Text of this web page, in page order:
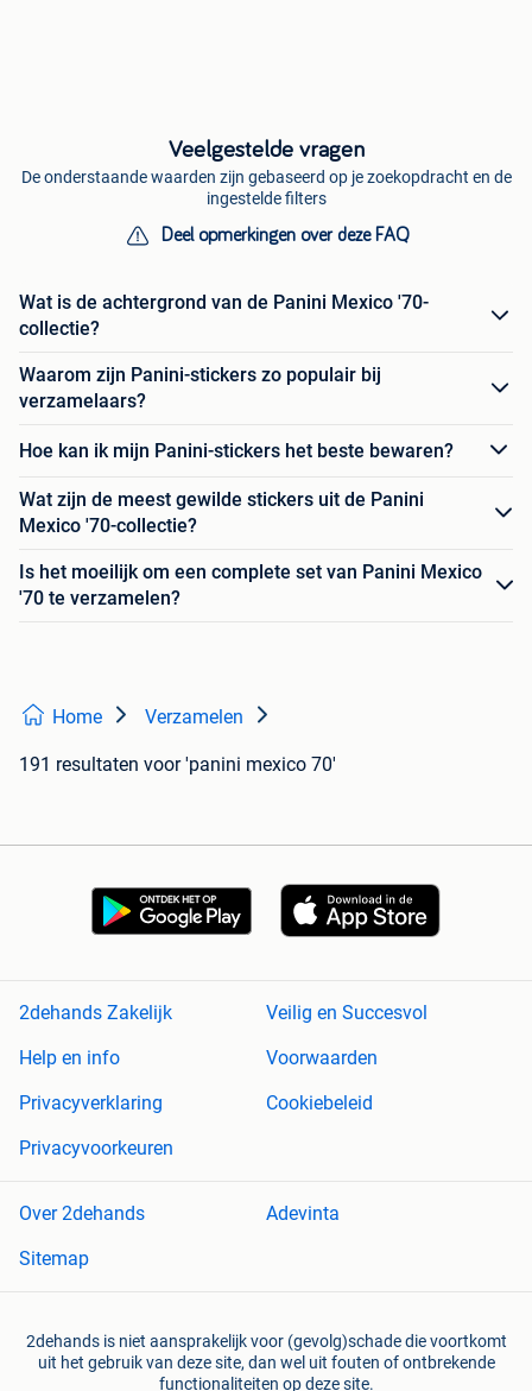
Veelgestelde vragen
De onderstaande waarden zijn gebaseerd op je zoekopdracht en de
ingestelde filters
Deel opmerkingen over deze FAQ
Wat is de achtergrond van de Panini Mexico '70-
collectie?
Waarom zijn Panini-stickers zo populair bij
verzamelaars?
Hoe kan ik mijn Panini-stickers het beste bewaren?
Wat zijn de meest gewilde stickers uit de Panini
Mexico '70-collectie?
Is het moeilijk om een complete set van Panini Mexico
'70 te verzamelen?
Home Verzamelen
191 resultaten voor 'panini mexico 70'
2dehands Zakelijk
Veilig en Succesvol
Help en info
Voorwaarden
Privacyverklaring
Cookiebeleid
Privacyvoorkeuren
Over 2dehands
Adevinta
Sitemap
2dehands is niet aansprakelijk voor (gevolg)schade die voortkomt
uit het gebruik van deze site, dan wel uit fouten of ontbrekende
functionaliteiten op deze site.